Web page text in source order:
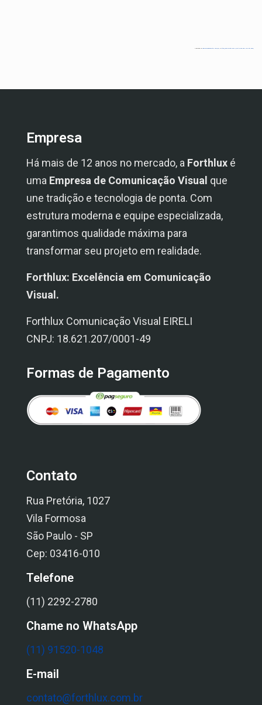
Empresa
Há mais de 12 anos no mercado, a Forthlux é
uma Empresa de Comunicação Visual que
une tradição e tecnologia de ponta. Com
estrutura moderna e equipe especializada,
garantimos qualidade máxima para
transformar seu projeto em realidade.
Forthlux: Excelência em Comunicação
Visual.
Forthlux Comunicação Visual EIRELI
CNPJ: 18.621.207/0001-49
Formas de Pagamento
Contato
Rua Pretória, 1027
Vila Formosa
São Paulo - SP
Cep: 03416-010
Telefone
(11) 2292-2780
Chame no WhatsApp
(11) 91520-1048
E-mail
contato@forthlux.com.br